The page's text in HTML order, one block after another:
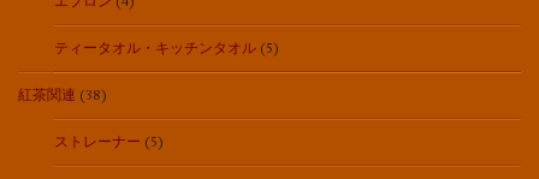
ティータオル・キッチンタオル (5)
紅茶関連 (38)
ストレーナー (5)